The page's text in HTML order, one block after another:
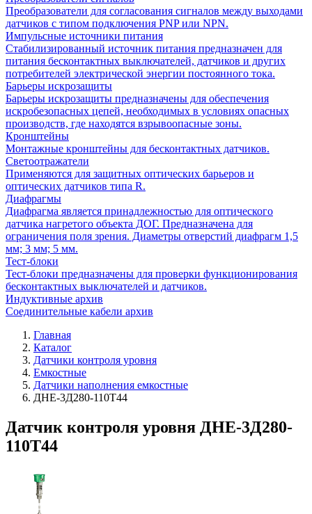
Преобразователи для согласования сигналов между выходами
датчиков с типом подключения PNP или NPN.
Импульсные источники питания
Стабилизированный источник питания предназначен для
питания бесконтактных выключателей, датчиков и других
потребителей электрической энергии постоянного тока.
Барьеры искрозащиты
Барьеры искрозащиты предназначены для обеспечения
искробезопасных цепей, необходимых в условиях опасных
производств, где находятся взрывоопасные зоны.
Кронштейны
Монтажные кронштейны для бесконтактных датчиков.
Светоотражатели
Применяются для защитных оптических барьеров и
оптических датчиков типа R.
Диафрагмы
Диафрагма является принадлежностью для оптического
датчика нагретого объекта ДОГ. Предназначена для
ограничения поля зрения. Диаметры отверстий диафрагм 1,5
мм; 3 мм; 5 мм.
Тест-блоки
Тест-блоки предназначены для проверки функционирования
бесконтактных выключателей и датчиков.
Индуктивные архив
Соединительные кабели архив
Главная
Каталог
Датчики контроля уровня
Емкостные
Датчики наполнения емкостные
ДНЕ-3Д280-110Т44
Датчик контроля уровня ДНЕ-3Д280-
110Т44